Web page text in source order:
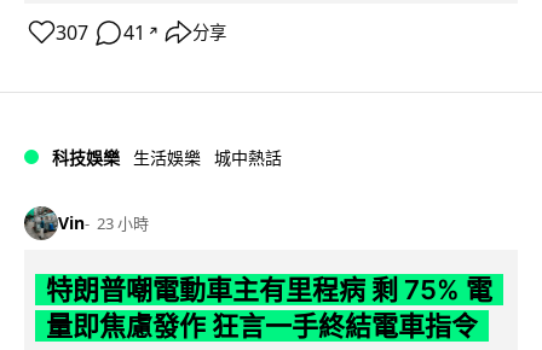
307 41 ↗ 分享
科技娛樂 生活娛樂 城中熱話
Vin 23 小時
特朗普嘲電動車主有里程病 剩 75% 電
量即焦慮發作 狂言一手終結電車指令